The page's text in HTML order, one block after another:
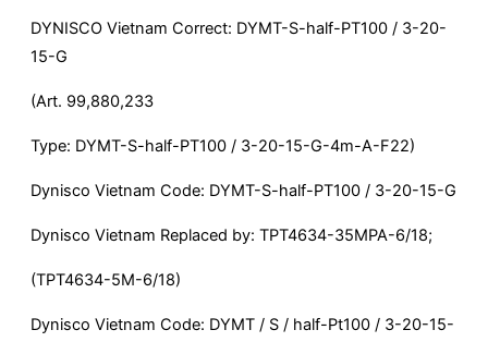
DYNISCO Vietnam Correct: DYMT-S-half-PT100 / 3-20-
15-G
(Art. 99,880,233
Type: DYMT-S-half-PT100 / 3-20-15-G-4m-A-F22)
Dynisco Vietnam Code: DYMT-S-half-PT100 / 3-20-15-G
Dynisco Vietnam Replaced by: TPT4634-35MPA-6/18;
(TPT4634-5M-6/18)
Dynisco Vietnam Code: DYMT / S / half-Pt100 / 3-20-15-